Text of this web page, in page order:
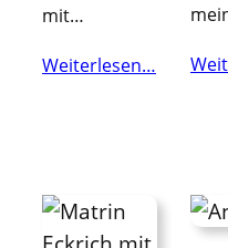
mit…
Weiterlesen…